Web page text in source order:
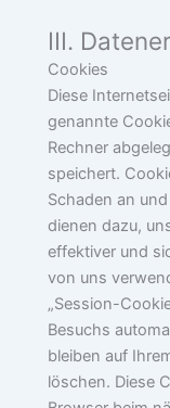
III.
Cookies
Diese
genannte
Rechner
speichert.
Schaden an
dienen dazu,
effektiver und
von uns
„Session-
Besuchs
bleiben auf
löschen. Diese